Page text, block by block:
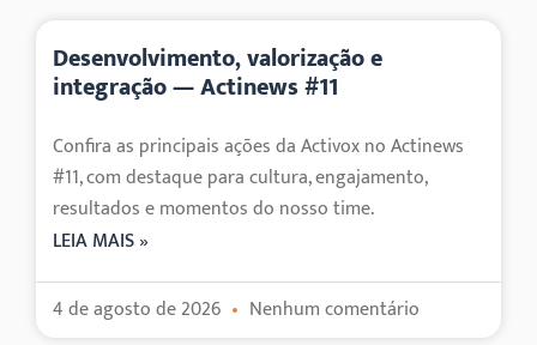
Desenvolvimento, valorização e
integração — Actinews #11
Confira as principais ações da Activox no Actinews
#11, com destaque para cultura, engajamento,
resultados e momentos do nosso time.
LEIA MAIS »
4 de agosto de 2026 Nenhum comentário